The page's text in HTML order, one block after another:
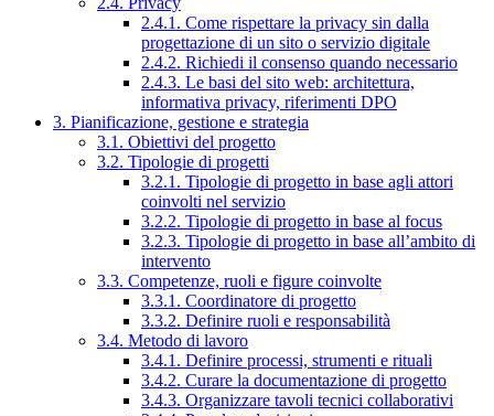
2.4.1. Come rispettare la privacy sin dalla
progettazione di un sito o servizio digitale
2.4.2. Richiedi il consenso quando necessario
2.4.3. Le basi del sito web: architettura,
informativa privacy, riferimenti DPO
3. Pianificazione, gestione e strategia
3.1. Obiettivi del progetto
3.2. Tipologie di progetti
3.2.1. Tipologie di progetto in base agli attori
coinvolti nel servizio
3.2.2. Tipologie di progetto in base al focus
3.2.3. Tipologie di progetto in base all’ambito di
intervento
3.3. Competenze, ruoli e figure coinvolte
3.3.1. Coordinatore di progetto
3.3.2. Definire ruoli e responsabilità
3.4. Metodo di lavoro
3.4.1. Definire processi, strumenti e rituali
3.4.2. Curare la documentazione di progetto
3.4.3. Organizzare tavoli tecnici collaborativi